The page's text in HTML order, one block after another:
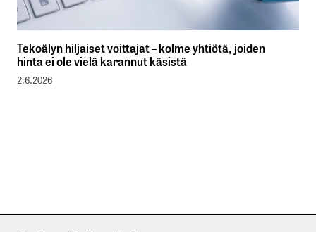
Tekoälyn hiljaiset voittajat – kolme yhtiötä, joiden
hinta ei ole vielä karannut käsistä
2.6.2026